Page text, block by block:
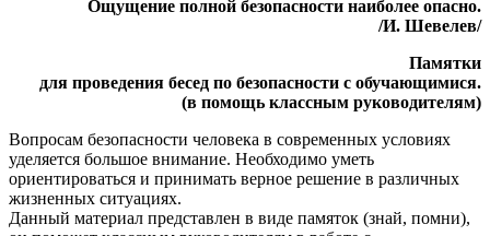
Ощущение полной безопасности наиболее опасно.
/И. Шевелев/
Памятки
для проведения бесед по безопасности с обучающимися.
(в помощь классным руководителям)
Вопросам безопасности человека в современных условиях
уделяется большое внимание. Необходимо уметь
ориентироваться и принимать верное решение в различных
жизненных ситуациях.
Данный материал представлен в виде памяток (знай, помни),